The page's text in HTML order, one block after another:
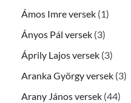
Ámos Imre versek (1)
Ányos Pál versek (3)
Áprily Lajos versek (3)
Aranka György versek (3)
Arany János versek (44)